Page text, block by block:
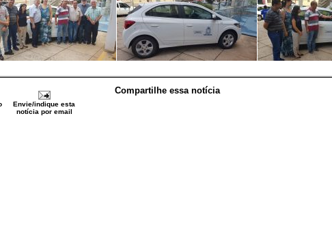
Compartilhe essa notícia
Envie/indique esta
notícia por email